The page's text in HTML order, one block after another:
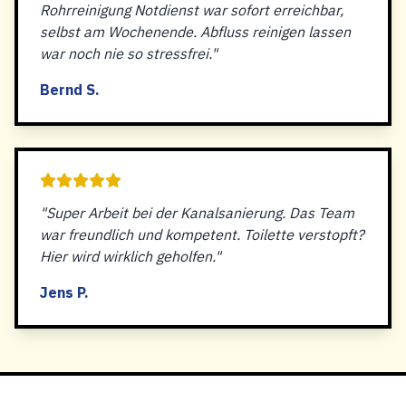
Rohrreinigung Notdienst war sofort erreichbar,
selbst am Wochenende. Abfluss reinigen lassen
war noch nie so stressfrei."
Bernd S.
"Super Arbeit bei der Kanalsanierung. Das Team
war freundlich und kompetent. Toilette verstopft?
Hier wird wirklich geholfen."
Jens P.